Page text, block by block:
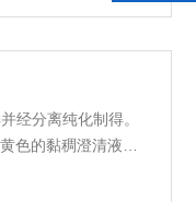
经分离纯化制得。
色的黏稠澄清液